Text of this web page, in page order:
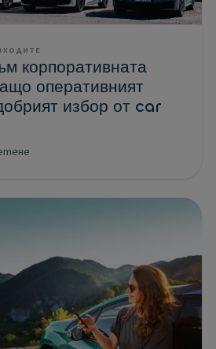
корпоративната
оперативният
избор от car